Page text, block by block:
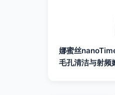
娜蜜丝
毛孔清洁与射频